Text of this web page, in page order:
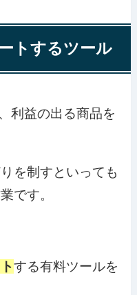
トするツール
利益の出る商品を
を制すといっても
です。
する有料ツールを